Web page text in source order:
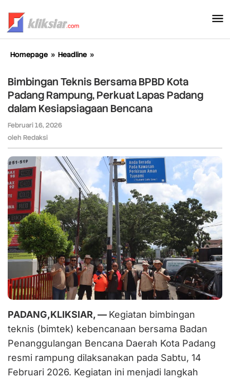
konten
Homepage » Headline »
Bersama
BPBD
Kota
Padang
Padang
dalam
Kesiapsiagaan
Bencana
Bimbingan Teknis Bersama BPBD Kota
Padang Rampung, Perkuat Lapas Padang
dalam Kesiapsiagaan Bencana
Februari 16, 2026
oleh Redaksi
PADANG,KLIKSIAR, — Kegiatan bimbingan
teknis (bimtek) kebencanaan bersama Badan
Penanggulangan Bencana Daerah Kota Padang
resmi rampung dilaksanakan pada Sabtu, 14
Februari 2026. Kegiatan ini menjadi langkah